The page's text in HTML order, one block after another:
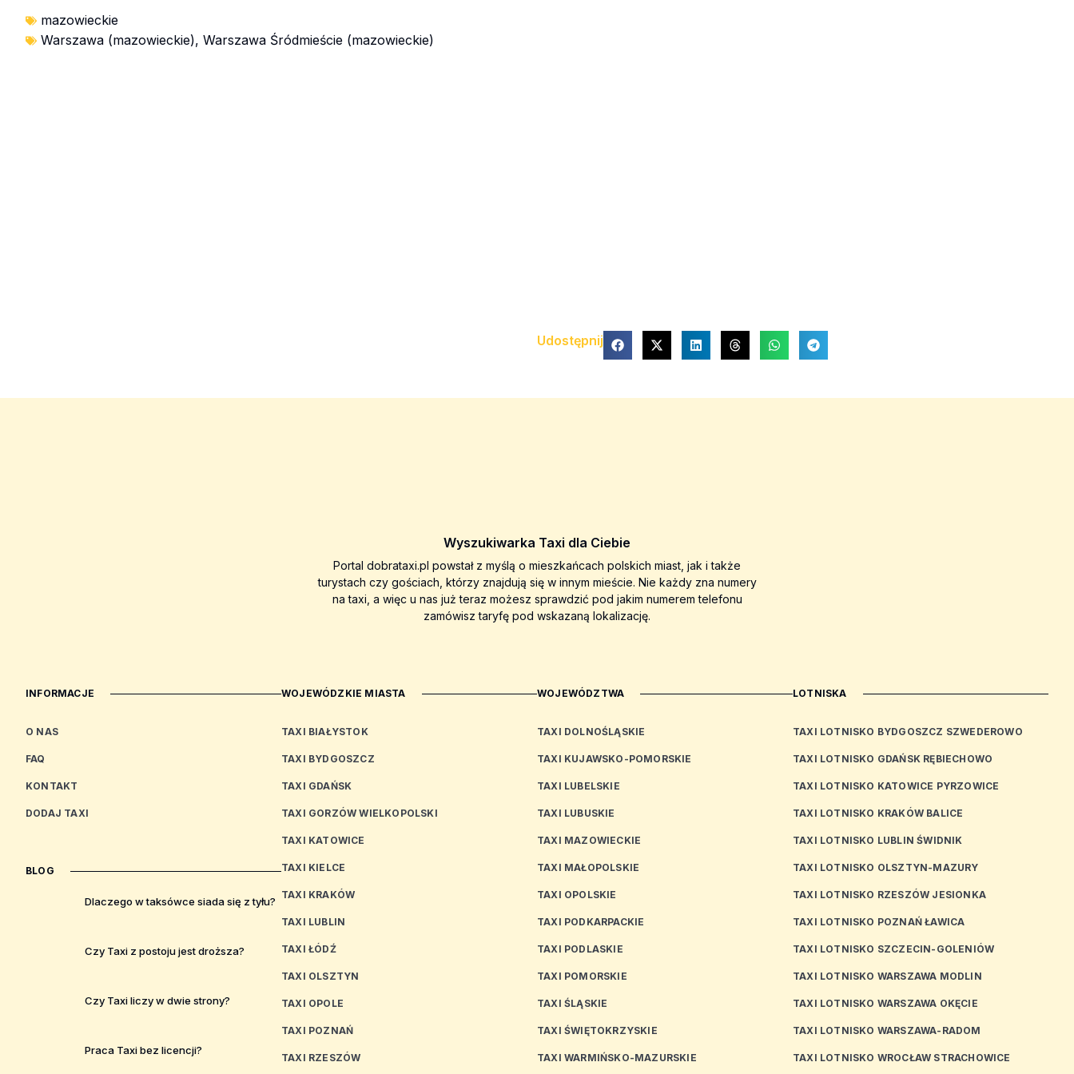
mazowieckie
Warszawa (mazowieckie), Warszawa Śródmieście (mazowieckie)
Udostępnij
Wyszukiwarka Taxi dla Ciebie
Portal dobrataxi.pl powstał z myślą o mieszkańcach polskich miast, jak i także
turystach czy gościach, którzy znajdują się w innym mieście. Nie każdy zna numery
na taxi, a więc u nas już teraz możesz sprawdzić pod jakim numerem telefonu
zamówisz taryfę pod wskazaną lokalizację.
INFORMACJE
O NAS
FAQ
KONTAKT
DODAJ TAXI
BLOG
Dlaczego w taksówce siada się z tyłu?
Czy Taxi z postoju jest droższa?
Czy Taxi liczy w dwie strony?
Praca Taxi bez licencji?
WOJEWÓDZKIE MIASTA
TAXI BIAŁYSTOK
TAXI BYDGOSZCZ
TAXI GDAŃSK
TAXI GORZÓW WIELKOPOLSKI
TAXI KATOWICE
TAXI KIELCE
TAXI KRAKÓW
TAXI LUBLIN
TAXI ŁÓDŹ
TAXI OLSZTYN
TAXI OPOLE
TAXI POZNAŃ
TAXI RZESZÓW
WOJEWÓDZTWA
TAXI DOLNOŚLĄSKIE
TAXI KUJAWSKO-POMORSKIE
TAXI LUBELSKIE
TAXI LUBUSKIE
TAXI MAZOWIECKIE
TAXI MAŁOPOLSKIE
TAXI OPOLSKIE
TAXI PODKARPACKIE
TAXI PODLASKIE
TAXI POMORSKIE
TAXI ŚLĄSKIE
TAXI ŚWIĘTOKRZYSKIE
TAXI WARMIŃSKO-MAZURSKIE
LOTNISKA
TAXI LOTNISKO BYDGOSZCZ SZWEDEROWO
TAXI LOTNISKO GDAŃSK RĘBIECHOWO
TAXI LOTNISKO KATOWICE PYRZOWICE
TAXI LOTNISKO KRAKÓW BALICE
TAXI LOTNISKO LUBLIN ŚWIDNIK
TAXI LOTNISKO OLSZTYN-MAZURY
TAXI LOTNISKO RZESZÓW JESIONKA
TAXI LOTNISKO POZNAŃ ŁAWICA
TAXI LOTNISKO SZCZECIN-GOLENIÓW
TAXI LOTNISKO WARSZAWA MODLIN
TAXI LOTNISKO WARSZAWA OKĘCIE
TAXI LOTNISKO WARSZAWA-RADOM
TAXI LOTNISKO WROCŁAW STRACHOWICE